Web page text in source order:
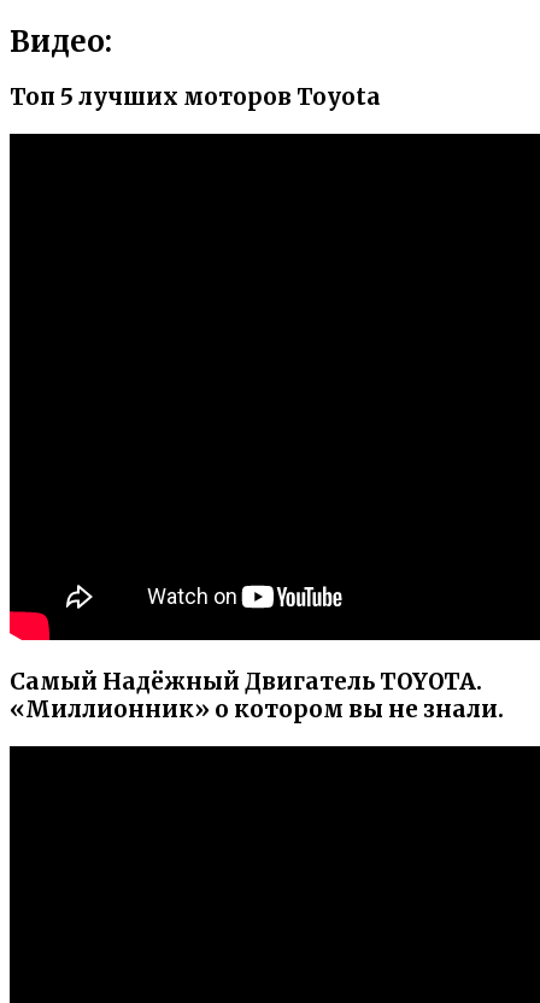
Видео:
Топ 5 лучших моторов Toyota
Самый Надёжный Двигатель TOYOTA.
«Миллионник» о котором вы не знали.